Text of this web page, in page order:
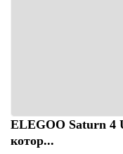
ELEGOO Saturn 4
котор...